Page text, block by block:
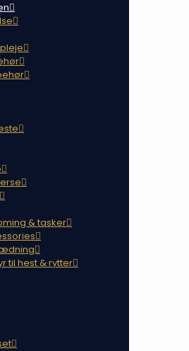
& tasker
til hest & rytter